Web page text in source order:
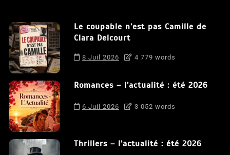
Le coupable n’est pas Camille de
Clara Delcourt
8 Juil 2026 4 779 words
Romances – l’actualité : été 2026
6 Juil 2026 3 052 words
Thrillers – l’actualité : été 2026